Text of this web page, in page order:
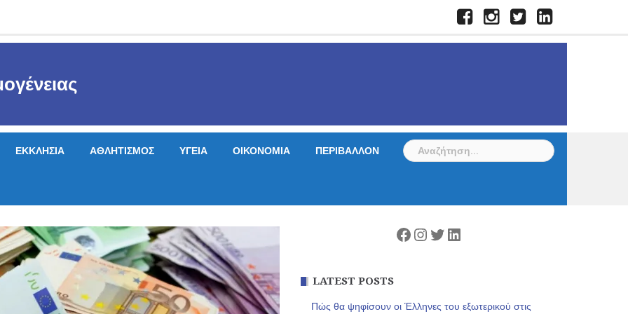
FacebookInstagramTwitterLinkedIn
ΕΚΚΛΗΣΙΑ ΑΘΛΗΤΙΣΜΟΣ ΥΓΕΙΑ ΟΙΚΟΝΟΜΙΑ ΠΕΡΙΒΑΛΛΟΝ
Αναζήτηση
για:
Facebook
Instagram
Twitter
Linkedin
LATEST POSTS
Πώς θα ψηφίσουν οι Έλληνες του εξωτερικού στις